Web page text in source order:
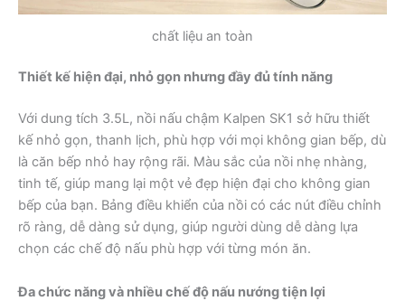
chất liệu an toàn
Thiết kế hiện đại, nhỏ gọn nhưng đầy đủ tính năng
Với dung tích 3.5L, nồi nấu chậm Kalpen SK1 sở hữu thiết
kế nhỏ gọn, thanh lịch, phù hợp với mọi không gian bếp, dù
là căn bếp nhỏ hay rộng rãi. Màu sắc của nồi nhẹ nhàng,
tinh tế, giúp mang lại một vẻ đẹp hiện đại cho không gian
bếp của bạn. Bảng điều khiển của nồi có các nút điều chỉnh
rõ ràng, dễ dàng sử dụng, giúp người dùng dễ dàng lựa
chọn các chế độ nấu phù hợp với từng món ăn.
Đa chức năng và nhiều chế độ nấu nướng tiện lợi